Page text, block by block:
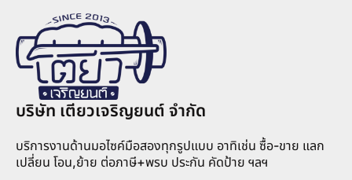
บริษัท เตียวเจริญยนต์ จำกัด
บริการงานด้านมอไซค์มือสองทุกรูปแบบ อาทิเช่น ซื้อ-ขาย แลก
เปลี่ยน โอน,ย้าย ต่อภาษี+พรบ ประกัน คัดป้าย ฯลฯ